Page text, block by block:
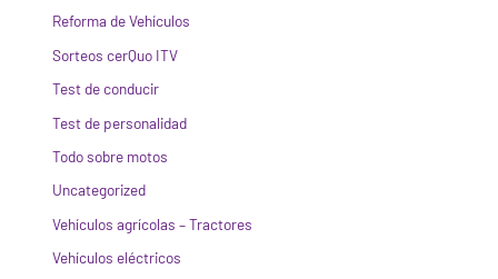
Reforma de Vehículos
Sorteos cerQuo ITV
Test de conducir
Test de personalidad
Todo sobre motos
Uncategorized
Vehículos agrícolas – Tractores
Vehículos eléctricos